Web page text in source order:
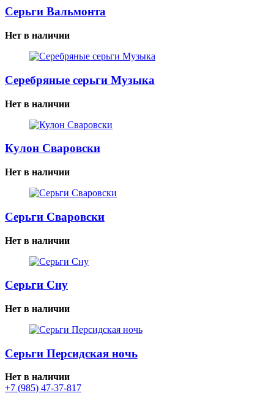
Серьги Вальмонта
Нет в наличии
Серебряные серьги Музыка
Нет в наличии
Кулон Сваровски
Нет в наличии
Серьги Сваровски
Нет в наличии
Серьги Сну
Нет в наличии
Серьги Персидская ночь
Нет в наличии
+7 (985) 47-37-817